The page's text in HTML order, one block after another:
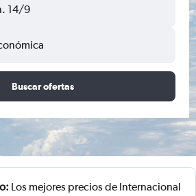
14/9
Buscar ofertas
Los mejores precios de Internacional